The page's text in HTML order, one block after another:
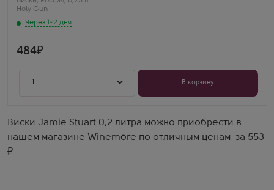
Holy Gun
Через 1-2 дня
Ваниль, карамель, лёгкий дым. Удивил за такую
цену.
484
1 В корзину
Виски Jamie Stuart 0,2 литра можно приобрести в
нашем магазине Winemore по отличным ценам за 553
₽